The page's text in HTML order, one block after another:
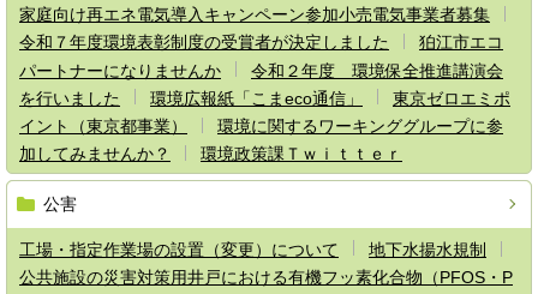
家庭向け再エネ電気導入キャンペーン参加小売電気事業者募集
令和７年度環境表彰制度の受賞者が決定しました
狛江市エコ
パートナーになりませんか
令和２年度 環境保全推進講演会
を行いました
環境広報紙「こまeco通信」
東京ゼロエミポ
イント（東京都事業）
環境に関するワーキンググループに参
加してみませんか？
環境政策課Ｔｗｉｔｔｅｒ
公害
工場・指定作業場の設置（変更）について
地下水揚水規制
公共施設の災害対策用井戸における有機フッ素化合物（PFOS・P